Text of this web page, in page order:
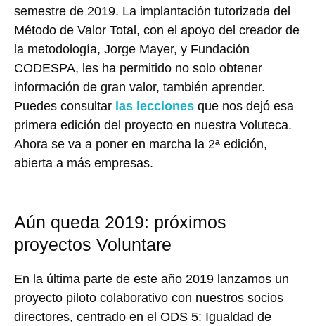
semestre de 2019. La implantación tutorizada del
Método de Valor Total, con el apoyo del creador de
la metodología, Jorge Mayer, y Fundación
CODESPA, les ha permitido no solo obtener
información de gran valor, también aprender.
Puedes consultar las lecciones que nos dejó esa
primera edición del proyecto en nuestra Voluteca.
Ahora se va a poner en marcha la 2ª edición,
abierta a más empresas.
Aún queda 2019: próximos
proyectos Voluntare
En la última parte de este año 2019 lanzamos un
proyecto piloto colaborativo con nuestros socios
directores, centrado en el ODS 5: Igualdad de